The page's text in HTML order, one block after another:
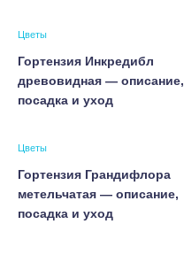
Цветы
Гортензия Инкредибл
древовидная — описание,
посадка и уход
Цветы
Гортензия Грандифлора
метельчатая — описание,
посадка и уход